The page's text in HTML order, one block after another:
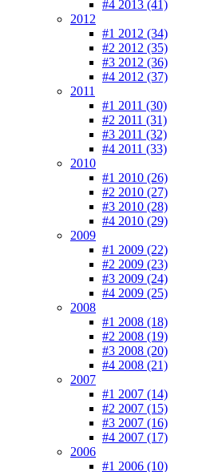
#4 2013 (41)
2012
#1 2012 (34)
#2 2012 (35)
#3 2012 (36)
#4 2012 (37)
2011
#1 2011 (30)
#2 2011 (31)
#3 2011 (32)
#4 2011 (33)
2010
#1 2010 (26)
#2 2010 (27)
#3 2010 (28)
#4 2010 (29)
2009
#1 2009 (22)
#2 2009 (23)
#3 2009 (24)
#4 2009 (25)
2008
#1 2008 (18)
#2 2008 (19)
#3 2008 (20)
#4 2008 (21)
2007
#1 2007 (14)
#2 2007 (15)
#3 2007 (16)
#4 2007 (17)
2006
#1 2006 (10)